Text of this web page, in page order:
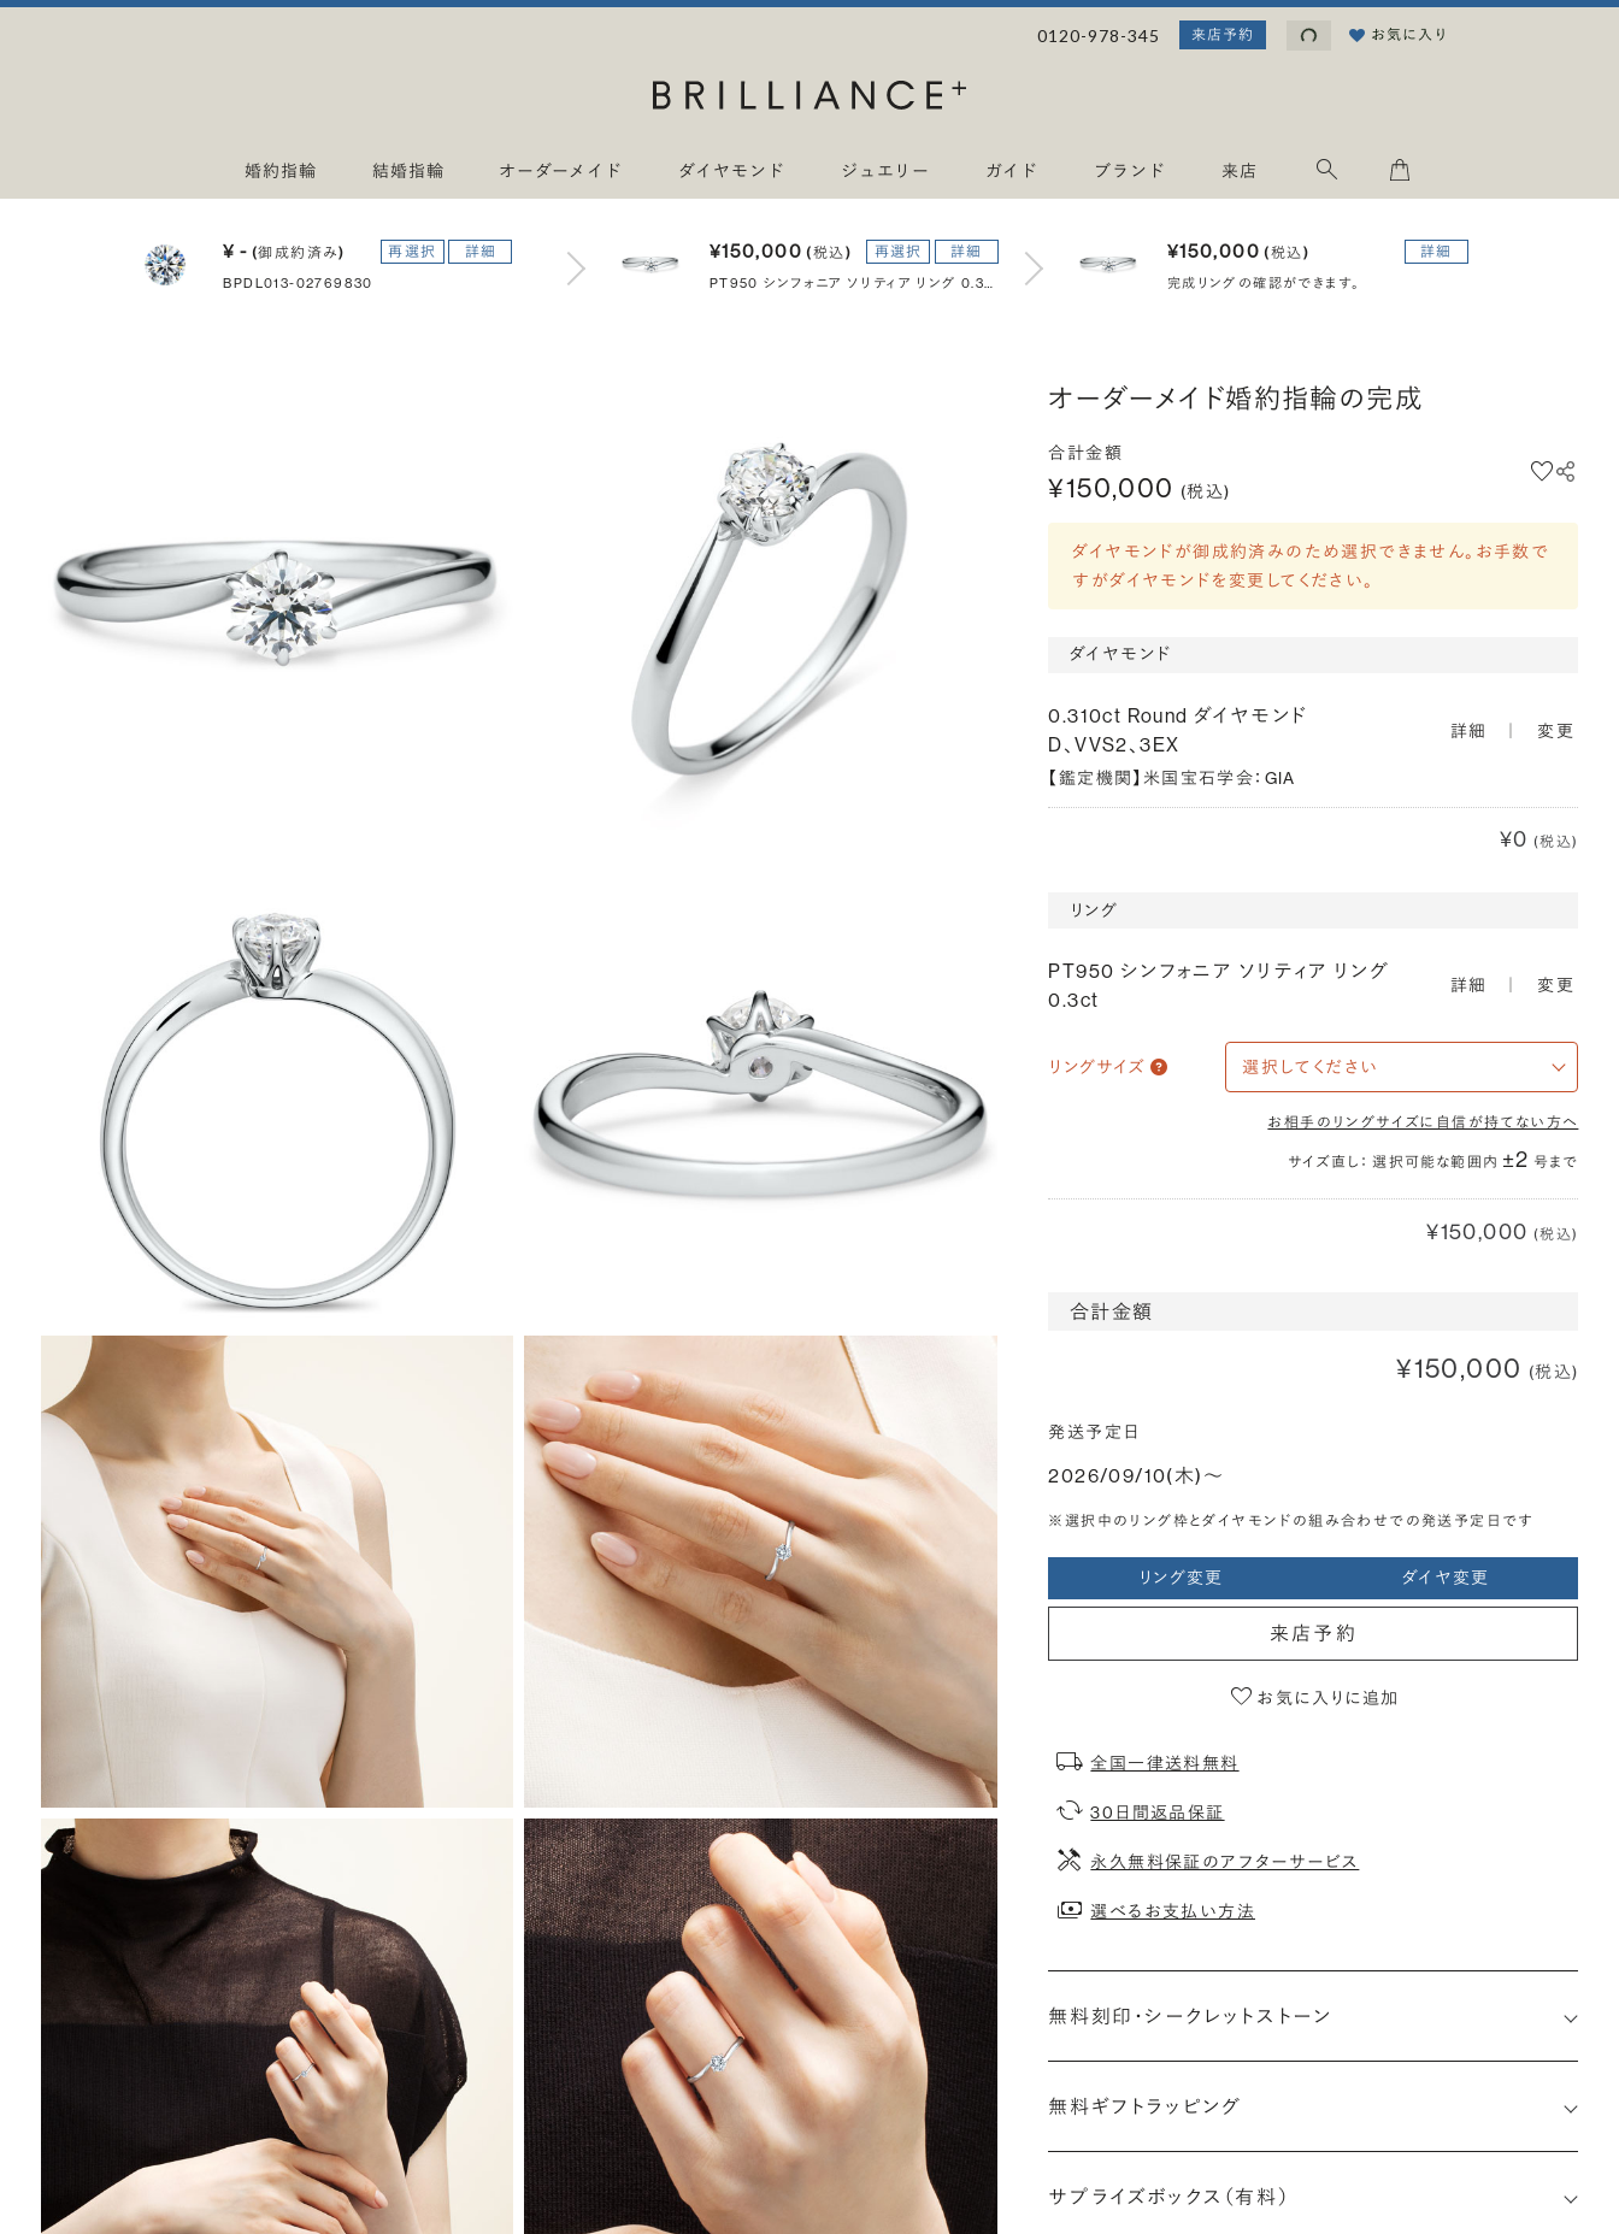
0120-978-345 来店予約 読み込み中...お気に入り
婚約指輪 結婚指輪 オーダーメイド ダイヤモンド ジュエリー ガイド ブランド 来店
¥ -(御成約済み) 再選択 詳細
BPDL013-02769830
¥150,000(税込) 再選択 詳細
PT950 シンフォニア ソリティア リング 0.3ct
¥150,000(税込) 詳細
完成リングの確認ができます。
オーダーメイド婚約指輪の完成
合計金額
¥150,000 (税込)
ダイヤモンドが御成約済みのため選択できません。お手数で
すがダイヤモンドを変更してください。
ダイヤモンド
0.310ct Round ダイヤモンド
D、VVS2、3EX
【鑑定機関】米国宝石学会：GIA
詳細 変更
¥0 (税込)
リング
PT950 シンフォニア ソリティア リング
0.3ct
詳細 変更
リングサイズ
お相手のリングサイズに自信が持てない方へ
サイズ直し： 選択可能な範囲内 ±2 号まで
¥150,000 (税込)
合計金額
¥150,000 (税込)
発送予定日
2026/09/10(木)〜
※選択中のリング枠とダイヤモンドの組み合わせでの発送予定日です
リング変更 ダイヤ変更
来店予約
お気に入りに追加
全国一律送料無料
30日間返品保証
永久無料保証のアフターサービス
選べるお支払い方法
無料刻印・ シークレットストーン
刻印メッセージ：アルファベット6文字まで刻印可能
ことができます。注文前だけでなく購入後の刻印も、リングに初めて
無料ギフトラッピング
サプライズボックス（有料）